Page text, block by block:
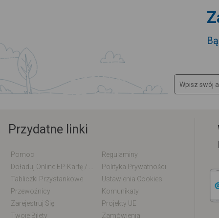
Przydatne linki
Pomoc
Regulaminy
Polityka Prywatności
Tabliczki Przystankowe
Ustawienia Cookies
Przewoźnicy
Komunikaty
Zarejestruj Się
Projekty UE
Twoje Bilety
Zamówienia